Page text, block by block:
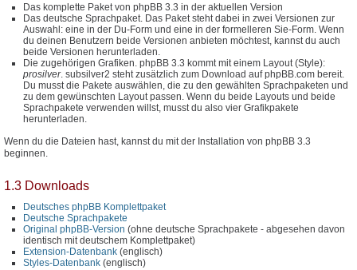
Das komplette Paket von phpBB 3.3 in der aktuellen Version
Das deutsche Sprachpaket. Das Paket steht dabei in zwei Versionen zur
Auswahl: eine in der Du-Form und eine in der formelleren Sie-Form. Wenn
du deinen Benutzern beide Versionen anbieten möchtest, kannst du auch
beide Versionen herunterladen.
Die zugehörigen Grafiken. phpBB 3.3 kommt mit einem Layout (Style):
prosilver. subsilver2 steht zusätzlich zum Download auf phpBB.com bereit.
Du musst die Pakete auswählen, die zu den gewählten Sprachpaketen und
zu dem gewünschten Layout passen. Wenn du beide Layouts und beide
Sprachpakete verwenden willst, musst du also vier Grafikpakete
herunterladen.
Wenn du die Dateien hast, kannst du mit der Installation von phpBB 3.3
beginnen.
1.3 Downloads
Deutsches phpBB Komplettpaket
Deutsche Sprachpakete
Original phpBB-Version (ohne deutsche Sprachpakete - abgesehen davon
identisch mit deutschem Komplettpaket)
Extension-Datenbank (englisch)
Styles-Datenbank (englisch)